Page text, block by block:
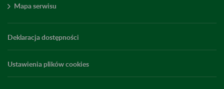
Mapa serwisu
Deklaracja dostępności
Ustawienia plików cookies